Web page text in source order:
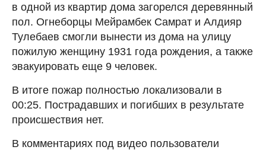
в одной из квартир дома загорелся деревянный
пол. Огнеборцы Мейрамбек Самрат и Алдияр
Тулебаев смогли вынести из дома на улицу
пожилую женщину 1931 года рождения, а также
эвакуировать еще 9 человек.
В итоге пожар полностью локализовали в
00:25. Пострадавших и погибших в результате
происшествия нет.
В комментариях под видео пользователи